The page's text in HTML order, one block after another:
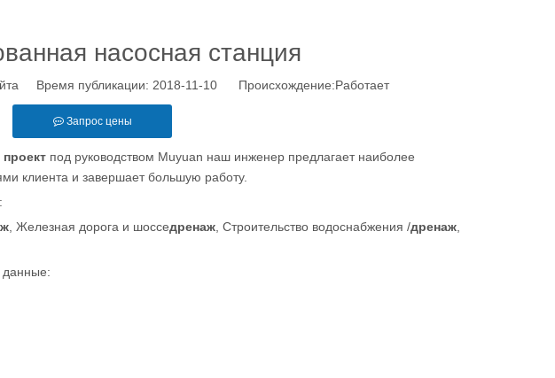
насосная станция
Время публикации: 2018-11-10 Происхождение:Работает
Запрос цены
проект под руководством Muyuan наш инженер предлагает наиболее
клиента и завершает большую работу.
, Железная дорога и шосседренаж , Строительство водоснабжения /дренаж
данные: